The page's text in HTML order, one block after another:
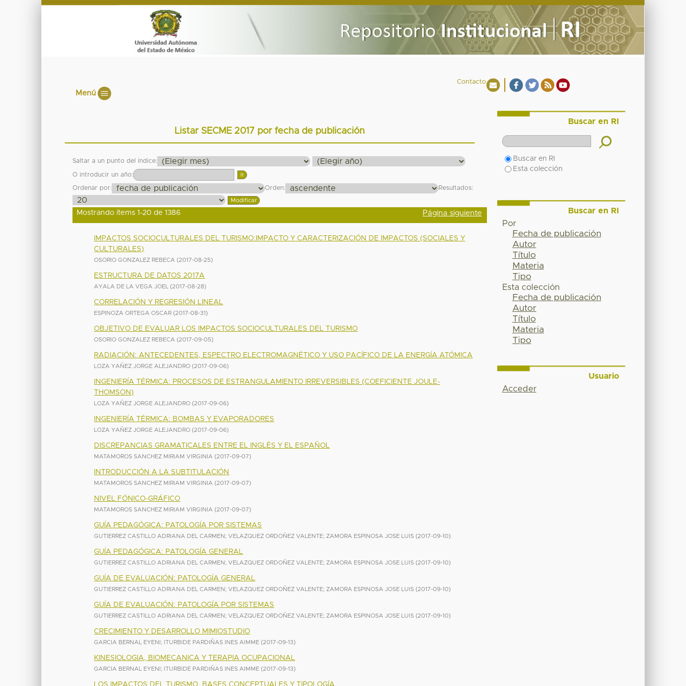
Contacto
Menú
Listar SECME 2017 por fecha de publicación
Saltar a un punto del índice:
O introducir un año:
Ordenar por: Orden: Resultados:
Mostrando ítems 1-20 de 1386 Página siguiente
IMPACTOS SOCIOCULTURALES DEL TURISMO:IMPACTO Y CARACTERIZACIÓN DE IMPACTOS (SOCIALES Y
CULTURALES)
OSORIO GONZALEZ REBECA (2017-08-25)
ESTRUCTURA DE DATOS 2017A
AYALA DE LA VEGA JOEL (2017-08-28)
CORRELACIÓN Y REGRESIÓN LINEAL
ESPINOZA ORTEGA OSCAR (2017-08-31)
OBJETIVO DE EVALUAR LOS IMPACTOS SOCIOCULTURALES DEL TURISMO
OSORIO GONZALEZ REBECA (2017-09-05)
RADIACIÓN: ANTECEDENTES, ESPECTRO ELECTROMAGNÉTICO Y USO PACÍFICO DE LA ENERGÍA ATÓMICA
LOZA YAÑEZ JORGE ALEJANDRO (2017-09-06)
INGENIERÍA TÉRMICA: PROCESOS DE ESTRANGULAMIENTO IRREVERSIBLES (COEFICIENTE JOULE-
THOMSON)
LOZA YAÑEZ JORGE ALEJANDRO (2017-09-06)
INGENIERÍA TÉRMICA: BOMBAS Y EVAPORADORES
LOZA YAÑEZ JORGE ALEJANDRO (2017-09-06)
DISCREPANCIAS GRAMATICALES ENTRE EL INGLÉS Y EL ESPAÑOL
MATAMOROS SANCHEZ MIRIAM VIRGINIA (2017-09-07)
INTRODUCCIÓN A LA SUBTITULACIÓN
MATAMOROS SANCHEZ MIRIAM VIRGINIA (2017-09-07)
NIVEL FÓNICO-GRÁFICO
MATAMOROS SANCHEZ MIRIAM VIRGINIA (2017-09-07)
GUÍA PEDAGÓGICA: PATOLOGÍA POR SISTEMAS
GUTIERREZ CASTILLO ADRIANA DEL CARMEN ;VELAZQUEZ ORDOÑEZ VALENTE;ZAMORA ESPINOSA JOSE LUIS (2017-09-10)
GUÍA PEDAGÓGICA: PATOLOGÍA GENERAL
GUTIERREZ CASTILLO ADRIANA DEL CARMEN ;VELAZQUEZ ORDOÑEZ VALENTE;ZAMORA ESPINOSA JOSE LUIS (2017-09-10)
GUÍA DE EVALUACIÓN: PATOLOGÍA GENERAL
GUTIERREZ CASTILLO ADRIANA DEL CARMEN ;VELAZQUEZ ORDOÑEZ VALENTE;ZAMORA ESPINOSA JOSE LUIS (2017-09-10)
GUÍA DE EVALUACIÓN: PATOLOGÍA POR SISTEMAS
GUTIERREZ CASTILLO ADRIANA DEL CARMEN ;VELAZQUEZ ORDOÑEZ VALENTE;ZAMORA ESPINOSA JOSE LUIS (2017-09-10)
CRECIMIENTO Y DESARROLLO MIMIOSTUDIO
GARCIA BERNAL EYENI ; ITURBIDE PARDIÑAS INES AIMME (2017-09-13)
KINESIOLOGIA, BIOMECANICA Y TERAPIA OCUPACIONAL
GARCIA BERNAL EYENI ; ITURBIDE PARDIÑAS INES AIMME (2017-09-13)
LOS IMPACTOS DEL TURISMO, BASES CONCEPTUALES Y TIPOLOGÍA
Buscar en RI
Buscar en RI
Esta colección
Buscar en RI
Por
Fecha de publicación
Autor
Título
Materia
Tipo
Esta colección
Fecha de publicación
Autor
Título
Materia
Tipo
Usuario
Acceder